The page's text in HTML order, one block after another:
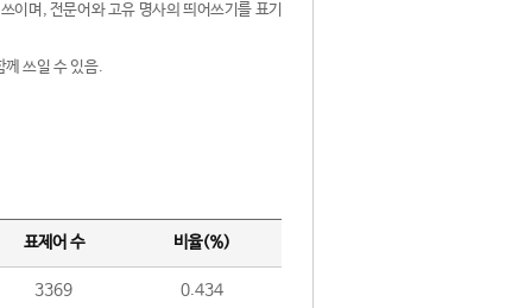
이며, 전문어와 고유 명사의 띄어쓰기를 표기
쓰일 수 있음.
표제어 수 비율(%)
3369 0.434